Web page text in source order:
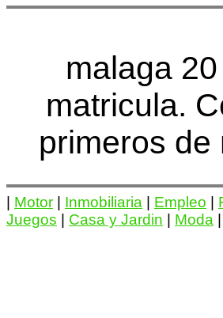
malaga
matricula.
primeros de
Motor Inmobiliaria Empleo
Juegos
Casa y Jardin Moda